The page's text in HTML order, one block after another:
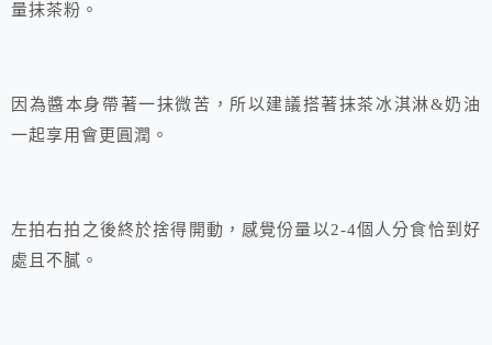
量抹茶粉。
因為醬本身帶著一抹微苦，所以建議搭著抹茶冰淇淋&奶油
一起享用會更圓潤。
左拍右拍之後終於捨得開動，感覺份量以2-4個人分食恰到好
處且不膩。